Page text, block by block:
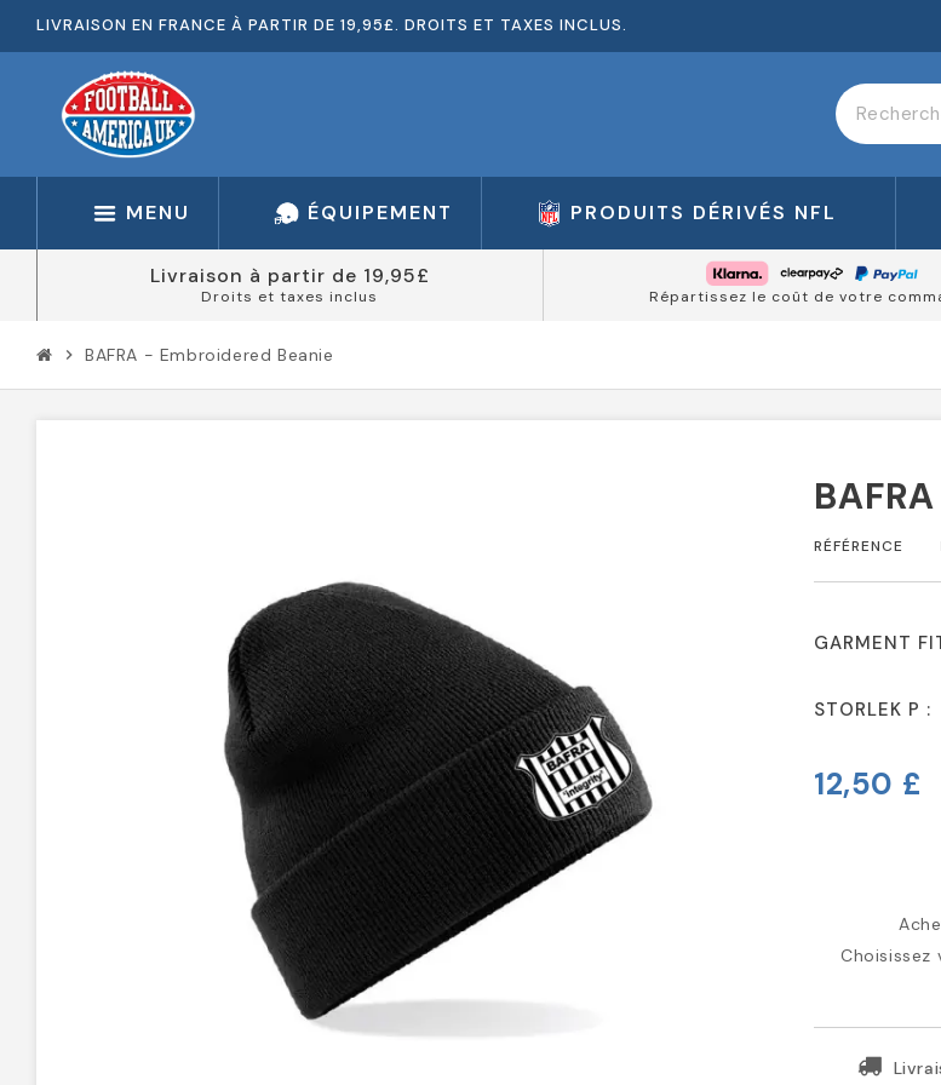
LIVRAISON EN FRANCE À PARTIR DE 19,95£. DROITS ET TAXES INCLUS.
MENU ÉQUIPEMENT PRODUITS DÉRIVÉS NFL
Livraison à partir de 19,95£
Droits et taxes inclus Répartissez le coût de votre
chevron_right BAFRA - Embroidered Beanie
RÉFÉRENCE
GARMENT
STORLEK P :
12,50 £
Choisissez